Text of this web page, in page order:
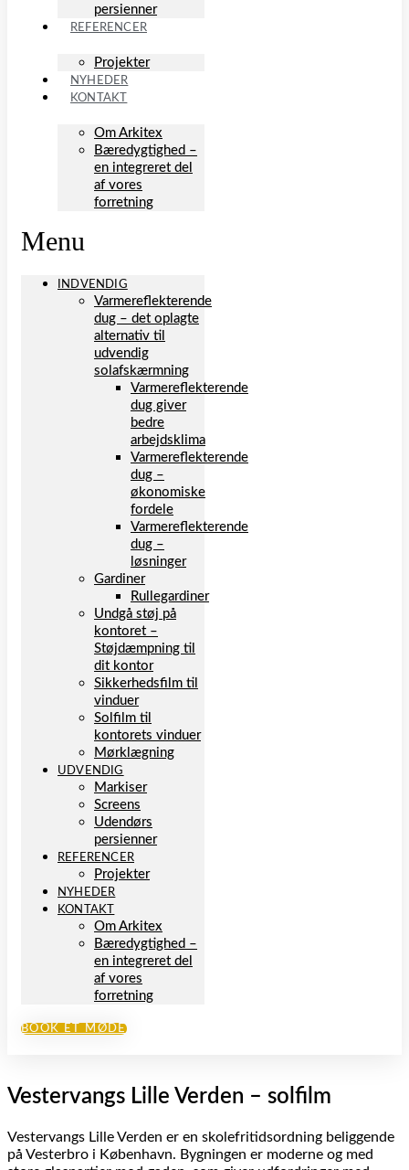
persienner
REFERENCER
Projekter
NYHEDER
KONTAKT
Om Arkitex
Bæredygtighed –
en integreret del
af vores
forretning
Menu
INDVENDIG
Varmereflekterende
dug – det oplagte
alternativ til
udvendig
solafskærmning
Varmereflekterende
dug giver
bedre
arbejdsklima
Varmereflekterende
dug –
økonomiske
fordele
Varmereflekterende
dug –
løsninger
Gardiner
Rullegardiner
Undgå støj på
kontoret –
Støjdæmpning til
dit kontor
Sikkerhedsfilm til
vinduer
Solfilm til
kontorets vinduer
Mørklægning
UDVENDIG
Markiser
Screens
Udendørs
persienner
REFERENCER
Projekter
NYHEDER
KONTAKT
Om Arkitex
Bæredygtighed –
en integreret del
af vores
forretning
BOOK ET MØDE
Vestervangs Lille Verden – solfilm
Vestervangs Lille Verden er en skolefritidsordning beliggende
på Vesterbro i København. Bygningen er moderne og med